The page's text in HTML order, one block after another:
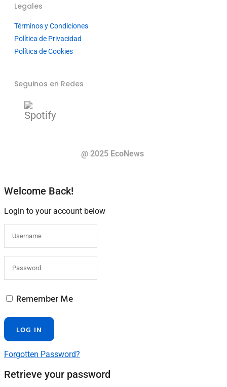
Legales
Términos y Condiciones
Política de Privacidad
Política de Cookies
Seguinos en Redes
@ 2025 EcoNews
Welcome Back!
Login to your account below
Remember Me
Forgotten Password?
Retrieve your password